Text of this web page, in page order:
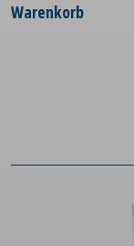
Warenkorb